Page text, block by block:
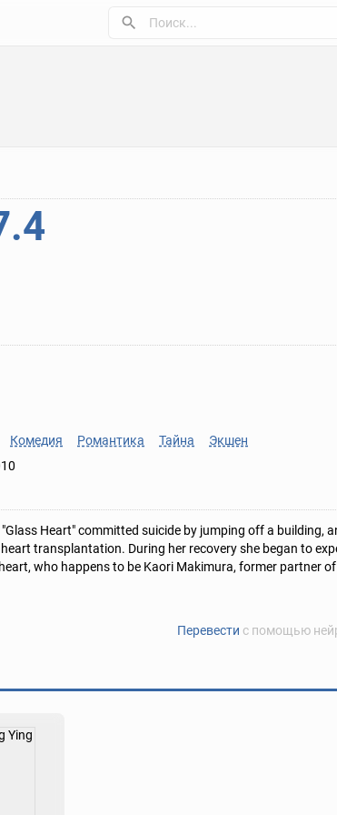
Комедия Романтика Тайна
Экшен
Heart" committed suicide by jumping off a building,
transplantation. During her recovery she began to
who happens to be Kaori Makimura, former partner
Перевести с помощью